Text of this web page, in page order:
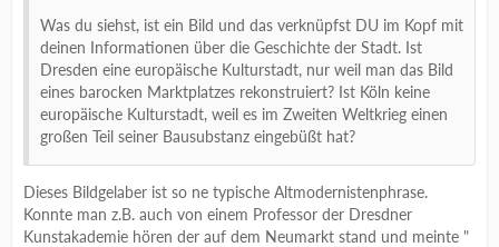
Was du siehst, ist ein Bild und das verknüpfst DU im Kopf mit
deinen Informationen über die Geschichte der Stadt. Ist
Dresden eine europäische Kulturstadt, nur weil man das Bild
eines barocken Marktplatzes rekonstruiert? Ist Köln keine
europäische Kulturstadt, weil es im Zweiten Weltkrieg einen
großen Teil seiner Bausubstanz eingebüßt hat?
Dieses Bildgelaber ist so ne typische Altmodernistenphrase.
Konnte man z.B. auch von einem Professor der Dresdner
Kunstakademie hören der auf dem Neumarkt stand und meinte "